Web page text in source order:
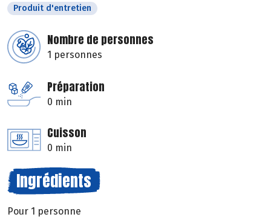
Produit d'entretien
Nombre de personnes
1 personnes
Préparation
0 min
Cuisson
0 min
Ingrédients
Pour 1 personne